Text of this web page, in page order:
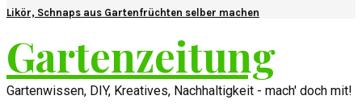
Likör, Schnaps aus Gartenfrüchten selber machen
Gartenzeitung
Gartenwissen, DIY, Kreatives, Nachhaltigkeit - mach' doch mit!